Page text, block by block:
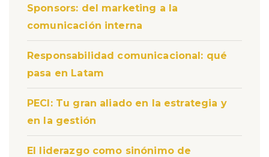
Sponsors: del marketing a la
comunicación interna
Responsabilidad comunicacional: qué
pasa en Latam
PECI: Tu gran aliado en la estrategia y
en la gestión
El liderazgo como sinónimo de